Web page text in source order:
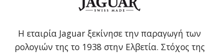
Η εταιρία Jaguar ξεκίνησε την παραγωγή των
ρολογιών της το 1938 στην Ελβετία. Στόχος της